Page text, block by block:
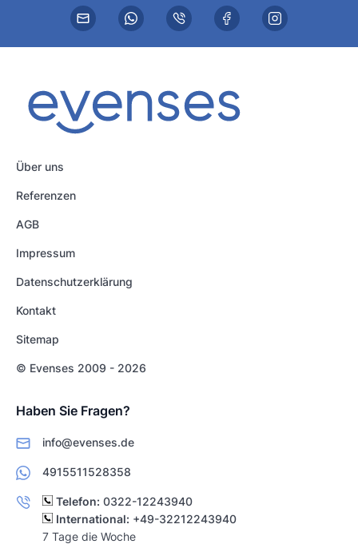
Über uns
Referenzen
AGB
Impressum
Datenschutzerklärung
Kontakt
Sitemap
© Evenses 2009 - 2026
Haben Sie Fragen?
info@evenses.de
4915511528358
Telefon: 0322-12243940
International: +49-32212243940
7 Tage die Woche